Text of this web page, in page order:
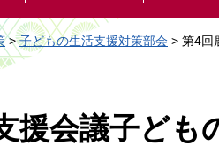
>子どもの生活支援対策部会 > 第4回
援会議子ども